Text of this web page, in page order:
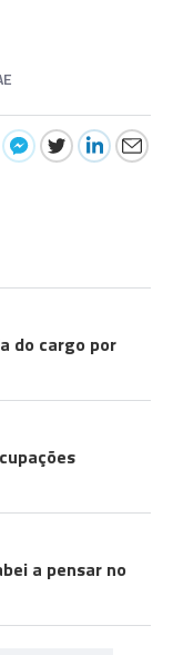
do cargo por
a pensar no